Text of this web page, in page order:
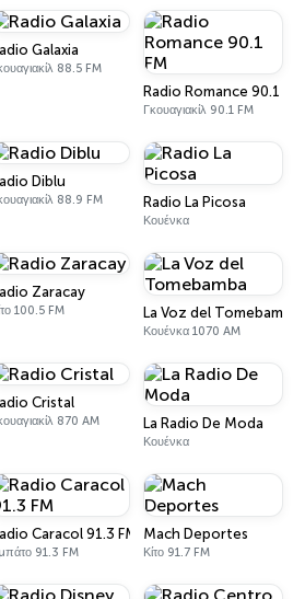
Galaxia
88.5 FM
Radio Romance 90.1 FM
Γκουαγιακίλ 90.1 FM
Diblu
88.9 FM Radio La Picosa
Κουένκα
Zaracay
100.5 FM La Voz del Tomebamba
Κουένκα 1070 AM
Cristal
870 AM La Radio De Moda
Κουένκα
Caracol 91.3 FM
91.3 FM
Mach Deportes
Κίτο 91.7 FM